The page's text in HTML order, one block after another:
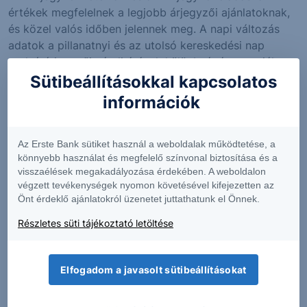
értékek megfelelnek a legjobb árjegyzői ajánlatoknak,
és közel valós időben jelennek meg. A napi változás
adatok a pillanatnyi és az utolsó kereskedési nap
utolsó árjegyzői vételi árának különbségét mutatják.
Figyelem! Jelen információs oldalon közölt alaptermék
árfolyamok és az ebből számított tőkeáttétel nem
legkésőbb az eseményt követő napon kerülnek
feldolgozásra és megjelenítésre.
* Ezeknél a termékeknél az alaptermék legutolsó
záróárfolyama alapján került kiszámításra a tőkeáttétel.
A táblázatokban és a grafikonon megjelenő adatok,
hibás megjelenéséért felelősséget nem vállalunk.
Sütibeállításokkal kapcsolatos
információk
Az Erste Bank sütiket használ a weboldalak működtetése, a
könnyebb használat és megfelelő színvonal biztosítása és a
visszaélések megakadályozása érdekében. A weboldalon
végzett tevékenységek nyomon követésével kifejezetten az
Önt érdeklő ajánlatokról üzenetet juttathatunk el Önnek.
Részletes süti tájékoztató letöltése
Elfogadom a javasolt sütibeállításokat